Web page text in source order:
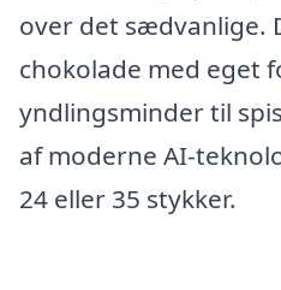
over det sædvanlige.
chokolade med eget
yndlingsminder til
af moderne AI-
24 eller 35 stykker.